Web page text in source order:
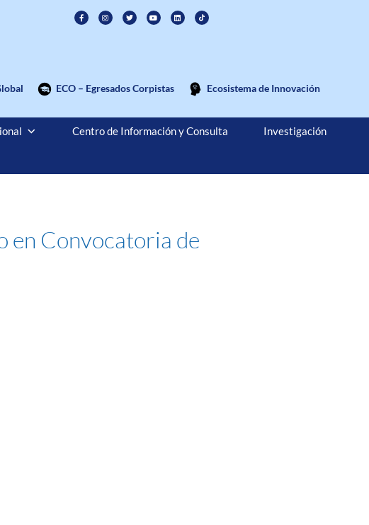
ECO – Egresados Corpistas Ecosistema de Innovación
Centro de Información y Consulta Investigación
en Convocatoria de